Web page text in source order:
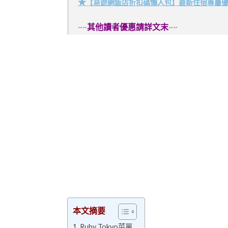
【易遊網飯店折扣碼懶人包】最新住宿專屬
~~其他讀者優惠請詳文末~~
本文摘要